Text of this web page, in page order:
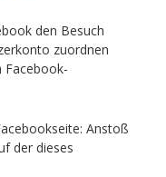
den Besuch
zuordnen
Facebook-
Anstoß
der dieses